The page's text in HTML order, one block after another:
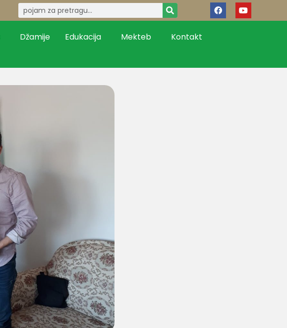
Džamije Edukacija Mekteb Kontakt